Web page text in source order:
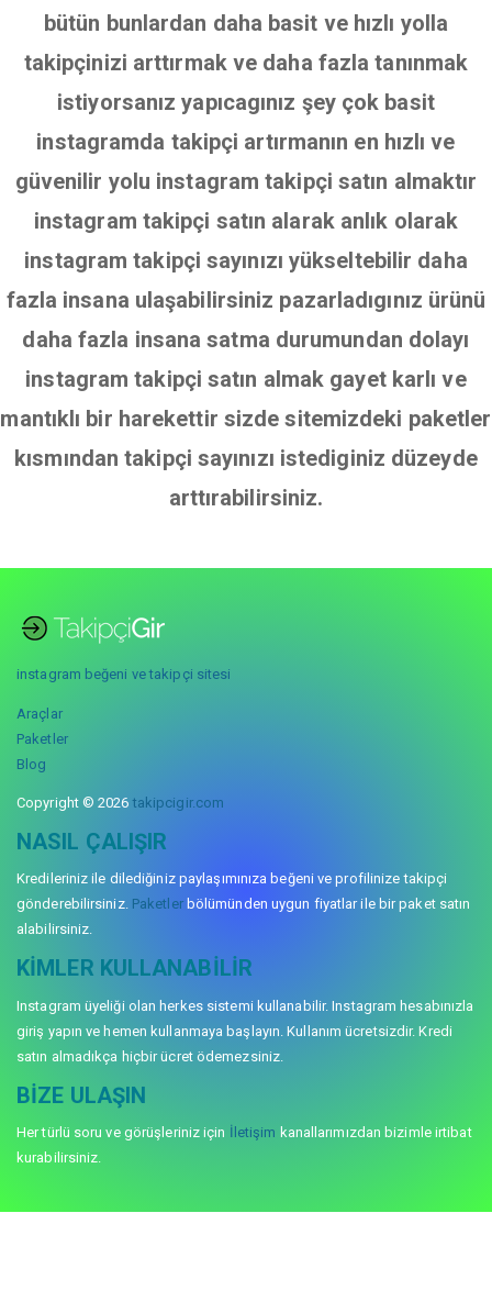
bütün bunlardan daha basit ve hızlı yolla
takipçinizi arttırmak ve daha fazla tanınmak
istiyorsanız yapıcagınız şey çok basit
instagramda takipçi artırmanın en hızlı ve
güvenilir yolu instagram takipçi satın almaktır
instagram takipçi satın alarak anlık olarak
instagram takipçi sayınızı yükseltebilir daha
fazla insana ulaşabilirsiniz pazarladıgınız ürünü
daha fazla insana satma durumundan dolayı
instagram takipçi satın almak gayet karlı ve
mantıklı bir harekettir sizde sitemizdeki paketler
kısmından takipçi sayınızı istediginiz düzeyde
arttırabilirsiniz.
instagram beğeni ve takipçi sitesi
Araçlar
Paketler
Blog
Copyright © 2026 takipcigir.com
NASIL ÇALIŞIR
Kredileriniz ile dilediğiniz paylaşımınıza beğeni ve profilinize takipçi
gönderebilirsiniz. Paketlerbölümünden uygun fiyatlar ile bir paket satın
alabilirsiniz.
KIMLER KULLANABILIR
Instagram üyeliği olan herkes sistemi kullanabilir. Instagram hesabınızla
giriş yapın ve hemen kullanmaya başlayın. Kullanım ücretsizdir. Kredi
satın almadıkça hiçbir ücret ödemezsiniz.
BIZE ULAŞIN
Her türlü soru ve görüşleriniz için İletişim kanallarımızdan bizimle irtibat
kurabilirsiniz.